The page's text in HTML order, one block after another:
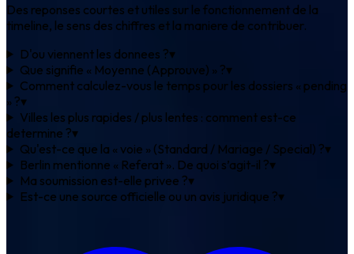
Des reponses courtes et utiles sur le fonctionnement de la
timeline, le sens des chiffres et la maniere de contribuer.
D'ou viennent les donnees ?▾
Que signifie « Moyenne (Approuve) » ?▾
Comment calculez-vous le temps pour les dossiers « pending
» ?▾
Villes les plus rapides / plus lentes : comment est-ce
determine ?▾
Qu'est-ce que la « voie » (Standard / Mariage / Special) ?▾
Berlin mentionne « Referat ». De quoi s’agit-il ?▾
Ma soumission est-elle privee ?▾
Est-ce une source officielle ou un avis juridique ?▾